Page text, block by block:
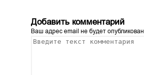
Добавить комментарий
Ваш адрес email не будет опубликован.